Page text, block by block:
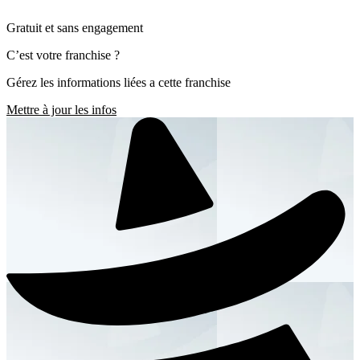
Gratuit et sans engagement
C’est votre franchise ?
Gérez les informations liées a cette franchise
Mettre à jour les infos